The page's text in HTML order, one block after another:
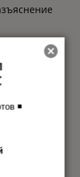
нас можно
на
◾